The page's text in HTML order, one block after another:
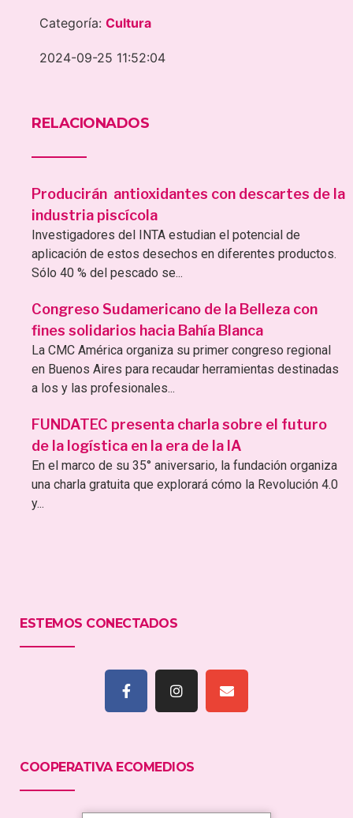
Categoría: Cultura
2024-09-25 11:52:04
RELACIONADOS
Producirán antioxidantes con descartes de la
industria piscícola
Investigadores del INTA estudian el potencial de
aplicación de estos desechos en diferentes productos.
Sólo 40 % del pescado se...
Congreso Sudamericano de la Belleza con
fines solidarios hacia Bahía Blanca
La CMC América organiza su primer congreso regional
en Buenos Aires para recaudar herramientas destinadas
a los y las profesionales...
FUNDATEC presenta charla sobre el futuro
de la logística en la era de la IA
En el marco de su 35° aniversario, la fundación organiza
una charla gratuita que explorará cómo la Revolución 4.0
y...
ESTEMOS CONECTADOS
COOPERATIVA ECOMEDIOS